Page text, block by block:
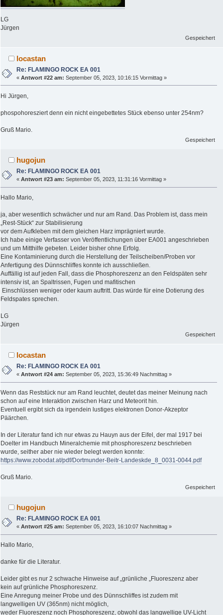
LG
Jürgen
Gespeichert
locastan
Re: FLAMINGO ROCK EA 001
«Antwort #22 am: September 05, 2023, 10:16:15 Vormittag »
Hi Jürgen,
phospohoresziert denn ein nicht eingebettetes Stück ebenso unter 254nm?
Gruß Mario.
Gespeichert
hugojun
Re: FLAMINGO ROCK EA 001
«Antwort #23 am: September 05, 2023, 11:31:16 Vormittag »
Hallo Mario,
ja, aber wesentlich schwächer und nur am Rand. Das Problem ist, dass mein
„Rest-Stück“ zur Stabilisierung
vor dem Aufkleben mit dem gleichen Harz imprägniert wurde.
Ich habe einige Verfasser von Veröffentlichungen über EA001 angeschrieben
und um Mitthilfe gebeten. Leider bisher ohne Erfolg.
Eine Kontaminierung durch die Herstellung der Teilscheiben/Proben vor
Anfertigung des Dünnschliffes konnte ich ausschließen.
Auffällig ist auf jeden Fall, dass die Phosphoreszenz an den Feldspäten sehr
intensiv ist, an Spaltrissen, Fugen und mafitischen
Einschlüssen weniger oder kaum auftritt. Das würde für eine Dotierung des
Feldspates sprechen.
LG
Jürgen
Gespeichert
locastan
Re: FLAMINGO ROCK EA 001
«Antwort #24 am: September 05, 2023, 15:36:49 Nachmittag »
Wenn das Reststück nur am Rand leuchtet, deutet das meiner Meinung nach
schon auf eine Interaktion zwischen Harz und Meteorit hin.
Eventuell ergibt sich da irgendein lustiges elektronen Donor-Akzeptor
Päärchen.
In der Literatur fand ich nur etwas zu Hauyn aus der Eifel, der mal 1917 bei
Doelter im Handbuch Mineralchemie mit phosphoreszenz beschrieben
wurde, seither aber nie wieder belegt werden konnte:
https://www.zobodat.at/pdf/Dortmunder-Beitr-Landeskde_8_0031-0044.pdf
Gruß Mario.
Gespeichert
hugojun
Re: FLAMINGO ROCK EA 001
«Antwort #25 am: September 05, 2023, 16:10:07 Nachmittag »
Hallo Mario,
danke für die Literatur.
Leider gibt es nur 2 schwache Hinweise auf „grünliche „Fluoreszenz aber
kein auf grünliche Phosphoreszenz.
Eine Anregung meiner Probe und des Dünnschliffes ist zudem mit
langwelligen UV (365nm) nicht möglich,
weder Fluoreszenz noch Phosphoreszenz, obwohl das langwellige UV-Licht